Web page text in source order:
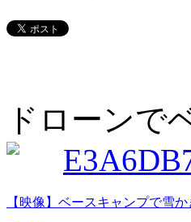
ドローンで
【映像】ベースキャンプで雪か